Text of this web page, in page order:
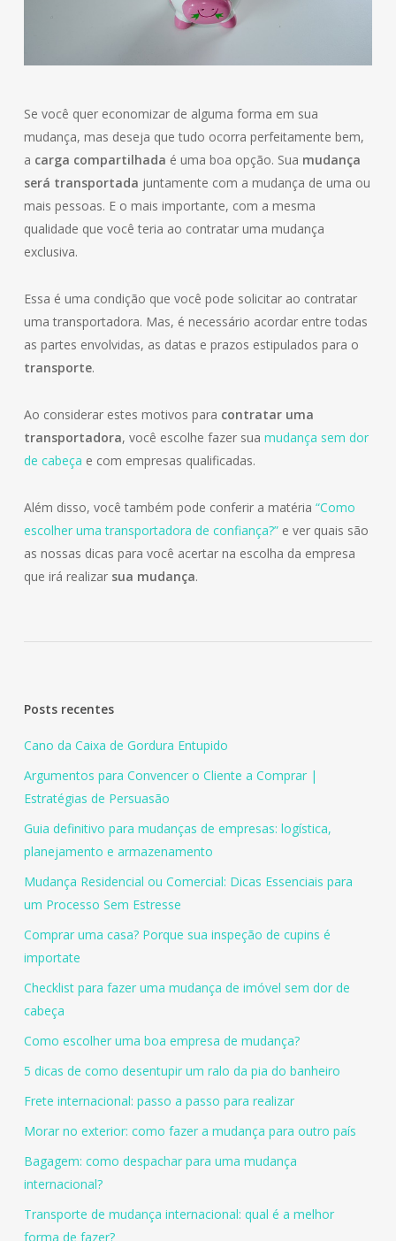
Se você quer economizar de alguma forma em sua
mudança, mas deseja que tudo ocorra perfeitamente bem,
a carga compartilhada é uma boa opção. Sua mudança
será transportada juntamente com a mudança de uma ou
mais pessoas. E o mais importante, com a mesma
qualidade que você teria ao contratar uma mudança
exclusiva.
Essa é uma condição que você pode solicitar ao contratar
uma transportadora. Mas, é necessário acordar entre todas
as partes envolvidas, as datas e prazos estipulados para o
transporte.
Ao considerar estes motivos para contratar uma
transportadora, você escolhe fazer sua mudança sem dor
de cabeça e com empresas qualificadas.
Além disso, você também pode conferir a matéria “Como
escolher uma transportadora de confiança?”e ver quais são
as nossas dicas para você acertar na escolha da empresa
que irá realizar sua mudança.
Posts recentes
Cano da Caixa de Gordura Entupido
Argumentos para Convencer o Cliente a Comprar |
Estratégias de Persuasão
Guia definitivo para mudanças de empresas: logística,
planejamento e armazenamento
Mudança Residencial ou Comercial: Dicas Essenciais para
um Processo Sem Estresse
Comprar uma casa? Porque sua inspeção de cupins é
importate
Checklist para fazer uma mudança de imóvel sem dor de
cabeça
Como escolher uma boa empresa de mudança?
5 dicas de como desentupir um ralo da pia do banheiro
Frete internacional: passo a passo para realizar
Morar no exterior: como fazer a mudança para outro país
Bagagem: como despachar para uma mudança
internacional?
Transporte de mudança internacional: qual é a melhor
forma de fazer?